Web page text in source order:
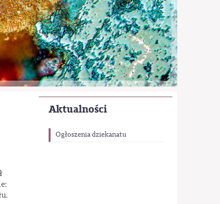
Aktualności
Ogłoszenia dziekanatu